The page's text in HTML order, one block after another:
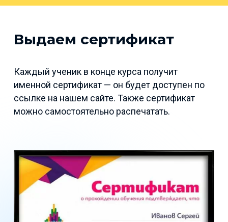
Выдаем сертификат
Каждый ученик в конце курса получит
именной сертификат — он будет доступен по
ссылке на нашем сайте. Также сертификат
можно самостоятельно распечатать.